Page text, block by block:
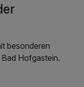
besonderen
Hofgastein.